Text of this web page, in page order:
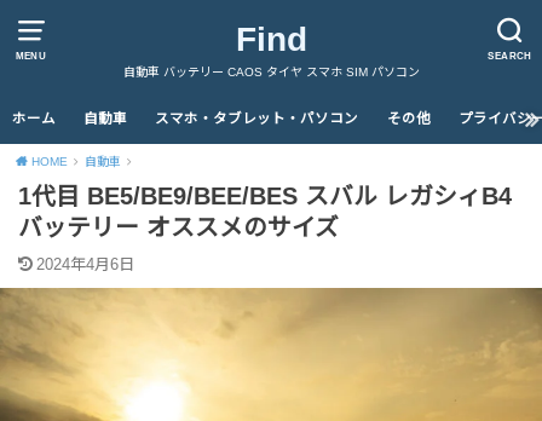
MENU SEARCH
Find
自動車 バッテリー CAOS タイヤ スマホ SIM パソコン
ホーム 自動車 スマホ・タブレット・パソコン その他 プライバシ
HOME 自動車
1代目 BE5/BE9/BEE/BES スバル レガシィB4
バッテリー オススメのサイズ
2024年4月6日